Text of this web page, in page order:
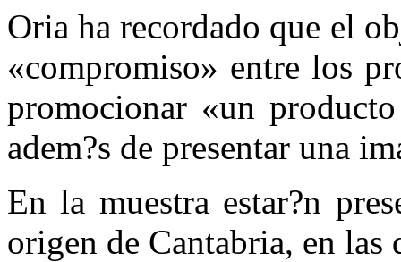
Oria ha recordado que el
«compromiso» entre los
promocionar «un
adem?s de presentar una
En la muestra estar?n
origen de Cantabria, en